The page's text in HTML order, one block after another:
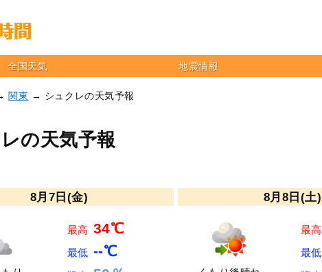
全国天気 地震情報
関東 → シュクレの天気予報
の天気予報
8月7日(金)
最高 34℃
最低 --℃
8月8日(土)
最高
最低